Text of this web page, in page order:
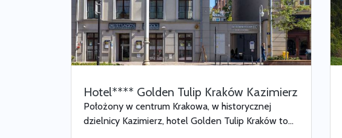
Hotel**** Golden Tulip Kraków Kazimierz
Położony w centrum Krakowa, w historycznej
dzielnicy Kazimierz, hotel Golden Tulip Kraków to...